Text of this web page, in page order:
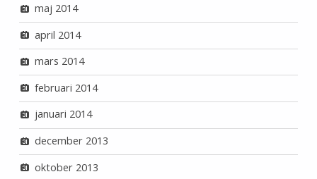
maj 2014
april 2014
mars 2014
februari 2014
januari 2014
december 2013
oktober 2013